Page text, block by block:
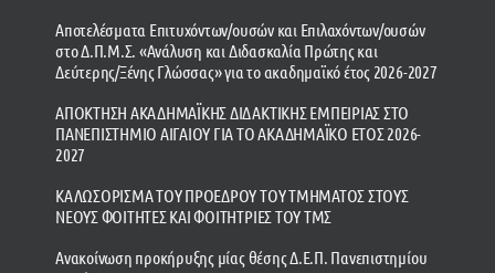
Αποτελέσματα Επιτυχόντων/ουσών και Επιλαχόντων/ουσών
στο Δ.Π.Μ.Σ. «Ανάλυση και Διδασκαλία Πρώτης και
Δεύτερης/Ξένης Γλώσσας» για το ακαδημαϊκό έτος 2026-2027
ΑΠΟΚΤΗΣΗ ΑΚΑΔΗΜΑΪΚΗΣ ΔΙΔΑΚΤΙΚΗΣ ΕΜΠΕΙΡΙΑΣ ΣΤΟ
ΠΑΝΕΠΙΣΤΗΜΙΟ ΑΙΓΑΙΟΥ ΓΙΑ ΤΟ ΑΚΑΔΗΜΑΪΚΟ ΕΤΟΣ 2026-
2027
ΚΑΛΩΣΟΡΙΣΜΑ ΤΟΥ ΠΡΟΕΔΡΟΥ ΤΟΥ ΤΜΗΜΑΤΟΣ ΣΤΟΥΣ
ΝΕΟΥΣ ΦΟΙΤΗΤΕΣ ΚΑΙ ΦΟΙΤΗΤΡΙΕΣ ΤΟΥ ΤΜΣ
Ανακοίνωση προκήρυξης μίας θέσης Δ.Ε.Π. Πανεπιστημίου